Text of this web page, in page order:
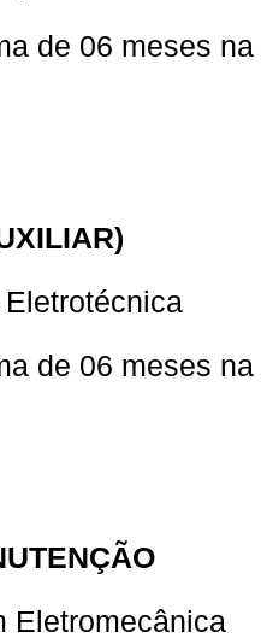
de 06 meses
de 06 meses na
Eletromecânica